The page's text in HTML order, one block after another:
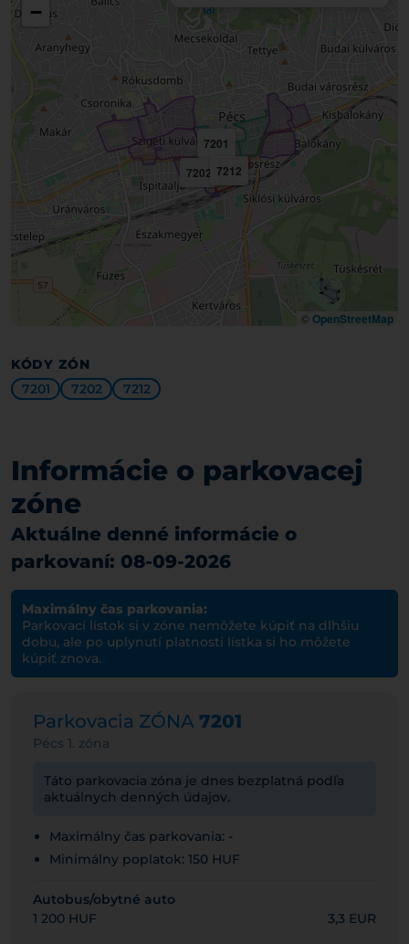
7201
7202 7212
−
© OpenStreetMap
KÓDY ZÓN
7201
7202 7212
Informácie o parkovacej
zóne
Aktuálne denné informácie o
parkovaní: 08-09-2026
Maximálny čas parkovania:
Parkovací lístok si v zóne nemôžete kúpiť na dlhšiu
dobu, ale po uplynutí platnosti lístka si ho môžete
kúpiť znova.
Parkovacia ZÓNA 7201
Pécs 1. zóna
Táto parkovacia zóna je dnes bezplatná podľa
aktuálnych denných údajov.
Maximálny čas parkovania: -
Minimálny poplatok: 150 HUF
Autobus/obytné auto
1 200 HUF
3,3 EUR